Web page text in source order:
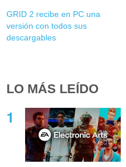
GRID 2 recibe en PC una
versión con todos sus
descargables
LO MÁS LEÍDO